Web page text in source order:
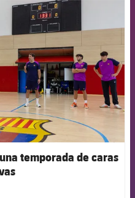
FCB Barcelona badge
temporada de caras